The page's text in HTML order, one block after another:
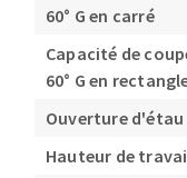
60° G en carré
Capacité de
60° G en
Ouverture d'étau
Hauteur de